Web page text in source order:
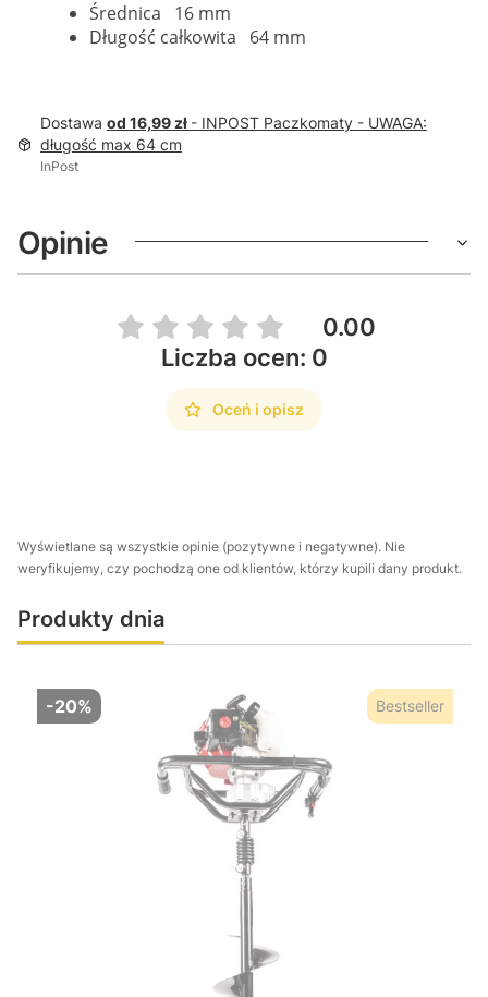
Średnica 16 mm
Długość całkowita 64 mm
Dostawa od 16,99 zł - INPOST Paczkomaty - UWAGA:
długość max 64 cm
InPost
Opinie
0.00
Liczba ocen: 0
Oceń i opisz
Wyświetlane są wszystkie opinie (pozytywne i negatywne). Nie
weryfikujemy, czy pochodzą one od klientów, którzy kupili dany produkt.
Produkty dnia
-20% Bestseller